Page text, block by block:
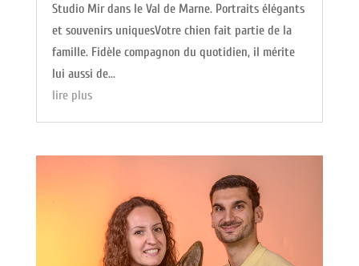
Studio Mir dans le Val de Marne. Portraits élégants
et souvenirs uniquesVotre chien fait partie de la
famille. Fidèle compagnon du quotidien, il mérite
lui aussi de...
lire plus